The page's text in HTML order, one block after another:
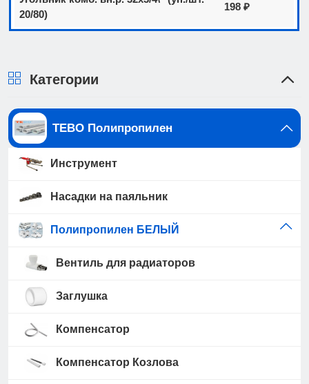
20/80)
198 ₽
Категории
TEBO Полипропилен
Инструмент
Насадки на паяльник
Полипропилен БЕЛЫЙ
Вентиль для радиаторов
Заглушка
Компенсатор
Компенсатор Козлова